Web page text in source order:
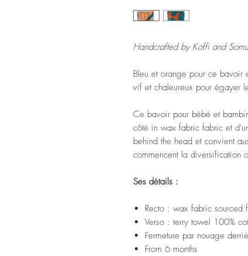
Handcrafted by Koffi and
Bleu et orange pour ce bavoir
vif et chaleureux pour égayer
Ce bavoir pour bébé et
côté in wax fabric fabric et
behind the head et convient
commencent la diversification
Ses détails :
Recto : wax fabric sourced
Verso : terry towel 100%
Fermeture par nouage
From 6 months